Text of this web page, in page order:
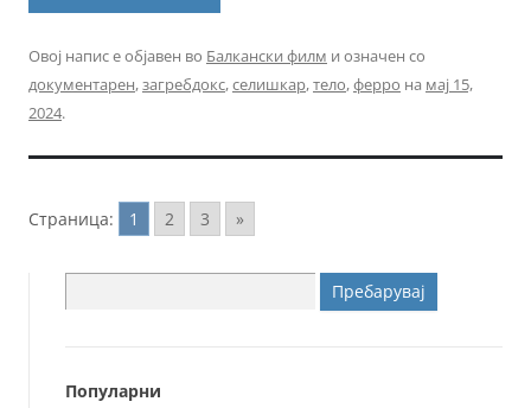
Овој напис е објавен во Балкански филм и означен со
документарен,загребдокс,селишкар,тело,ферро на мај 15,
2024.
Страница: 1 2 3 »
за:
Популарни